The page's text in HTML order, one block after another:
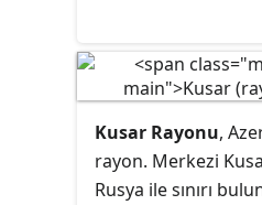
Kusar Rayonu,
rayon. Merkezi
Rusya ile sınırı